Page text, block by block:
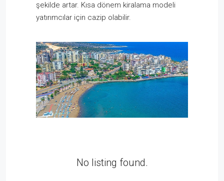
şekilde artar. Kısa dönem kiralama modeli
yatırımcılar için cazip olabilir.
No listing found.